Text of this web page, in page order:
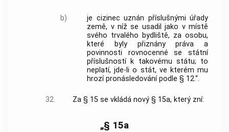
b)
je cizinec uznán příslušnými úřady
země, v níž se usadil jako v místě
svého trvalého bydliště, za osobu,
které byly přiznány práva a
povinnosti rovnocenné se státní
příslušností k takovému státu; to
neplatí, jde-li o stát, ve kterém mu
hrozí pronásledování podle § 12.“.
32. Za § 15 se vkládá nový § 15a, který zní:
„§ 15a